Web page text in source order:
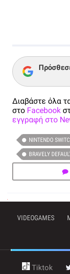
Διαβάστε όλα
στο Facebook
εγγραφή στο
NINTENDO
BRAVELY
VIDEOGAMES
Tiktok